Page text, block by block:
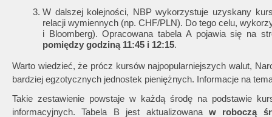
W dalszej kolejności, NBP wykorzystuje uzyskany
relacji wymiennych (np. CHF/PLN). Do tego celu,
i Bloomberg). Opracowana tabela A pojawia się na
pomiędzy godziną 11:45 i 12:15.
Warto wiedzieć, że prócz kursów najpopularniejszych walut,
bardziej egzotycznych jednostek pieniężnych. Informacje na
Takie zestawienie powstaje w każdą środę na podstawie
informacyjnych. Tabela B jest aktualizowana w roboczą